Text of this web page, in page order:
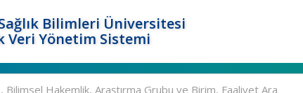
Bilimleri Üniversitesi
Veri Yönetim Sistemi